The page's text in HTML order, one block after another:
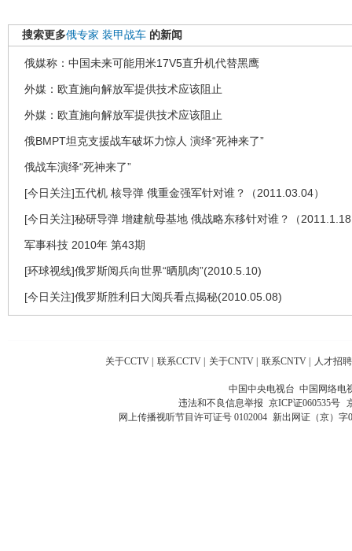
搜索更多俄专家 装甲战车 的新闻
俄媒称：中国未来可能用米17V5直升机代替黑鹰
外媒：欧直施向解放军提供技术应该阻止
外媒：欧直施向解放军提供技术应该阻止
俄BMPT坦克支援战车破坏力惊人 演绎“死神来了”
俄战车演绎“死神来了”
[今日关注]五代机 核导弹 俄重金强军针对谁？（2011.03.04）
[今日关注]秘研导弹 增建航母基地 俄战略东移针对谁？（
军事科技 2010年 第43期
[环球视线]俄罗斯阅兵向世界“晒肌肉”(2010.5.10)
[今日关注]俄罗斯胜利日大阅兵看点揭秘(2010.05.08)
关于CCTV | 联系CCTV | 关于CNTV | 联系CNTV | 人才招聘
中国中央电视台 中国网络电
违法和不良信息举报 京ICP证060535号
网上传播视听节目许可证号 0102004 新出网证（京）